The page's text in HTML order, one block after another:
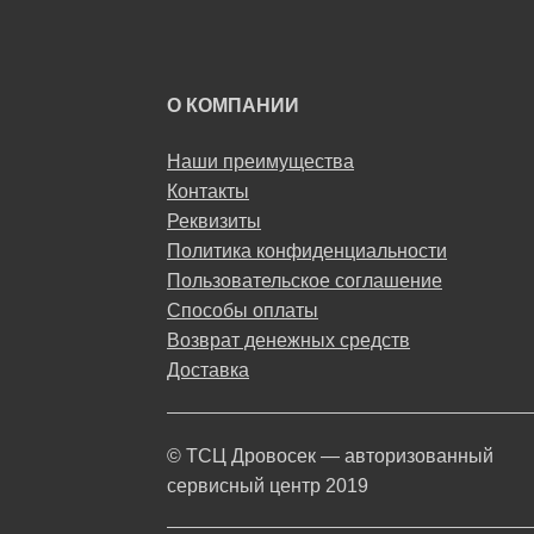
О КОМПАНИИ
Наши преимущества
Контакты
Реквизиты
Политика конфиденциальности
Пользовательское соглашение
Способы оплаты
Возврат денежных средств
Доставка
© ТСЦ Дровосек — авторизованный
сервисный центр 2019